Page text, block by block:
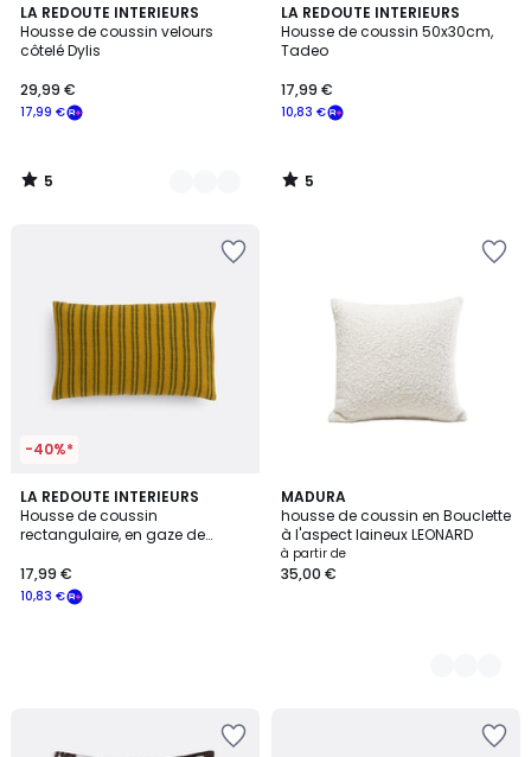
LA REDOUTE INTERIEURS
Housse de coussin velours
côtelé Dylis
17,99 €
29,99 €
5
/
5
2
Couleurs
5
/
LA REDOUTE INTERIEURS
Housse de coussin 50x30cm,
Tadeo
10,83 €
17,99 €
5
/
5
5
/
-40%*
LA REDOUTE INTERIEURS
Housse de coussin
rectangulaire, en gaze de
10,83 €
17,99 €
MADURA
housse de coussin en Bouclette
à l'aspect laineux LEONARD
à partir de
35,00 €
2
Couleurs